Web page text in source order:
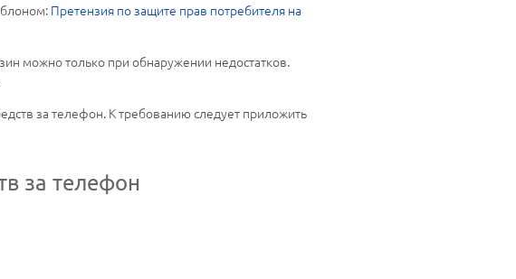
Претензия по защите прав потребителя на
можно только при обнаружении недостатков.
за телефон. К требованию следует приложить
за телефон